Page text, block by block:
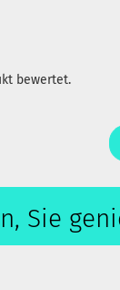
bewertet.
Sie